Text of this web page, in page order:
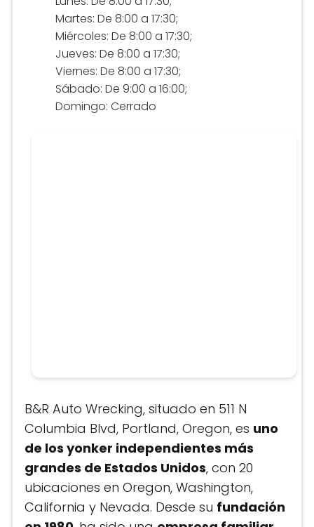
Martes: De 8:00 a 17:30;
Miércoles: De 8:00 a 17:30;
Jueves: De 8:00 a 17:30;
Viernes: De 8:00 a 17:30;
Sábado: De 9:00 a 16:00;
Domingo: Cerrado
B&R Auto Wrecking, situado en 511 N
Columbia Blvd, Portland, Oregon, es uno
de los yonker independientes más
grandes de Estados Unidos, con 20
ubicaciones en Oregon, Washington,
California y Nevada. Desde su fundación